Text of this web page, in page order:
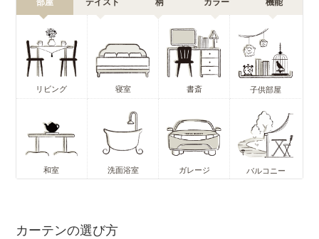
部屋 テイスト 柄 カラー 機能
リビング 寝室 書斎 子供部屋
和室 洗面浴室 ガレージ バルコニー
カーテンの選び方